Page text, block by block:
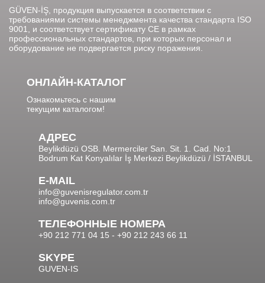
GÜVEN-İŞ, продукция выпускается в соответствии с
требованиями системы менеджмента качества стандарта ISO
9001, и соответствует сертификату CE в рамках
профессиональных стандартов, при которых персонал и
оборудование не подвергается риску поражения.
ОНЛАЙН-КАТАЛОГ
Ознакомьтесь с нашим
текущим каталогом!
АДРЕС
Beylikdüzü OSB. Mermerciler San. Sit. 1. Cad. No:1
Bodrum Kat Konyalılar İş Merkezi Beylikdüzü / İSTANBUL
E-MAIL
info@guvenisregulator.com.tr
info@guvenis.com.tr
ТЕЛЕФОННЫЕ НОМЕРА
+90 212 771 04 15 - +90 212 243 66 11
SKYPE
GUVEN-IS